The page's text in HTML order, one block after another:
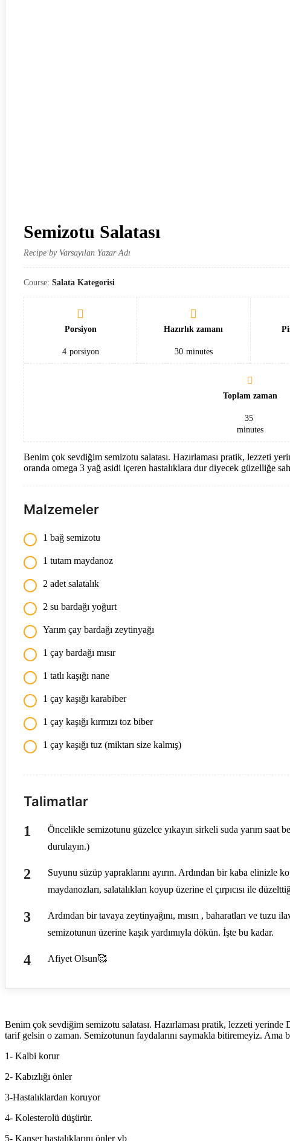
Semizotu Salatası
Recipe by Varsayılan Yazar Adı
Course: Salata Kategorisi
Porsiyon
4 porsiyon
Hazırlık zamanı
30 minutes
Toplam zaman
35
minutes
Benim çok sevdiğim semizotu salatası. Hazırlaması pratik, lezzeti
oranda omega 3 yağ asidi içeren hastalıklara dur diyecek güzelliğe
Malzemeler
1 bağ semizotu
1 tutam maydanoz
2 adet salatalık
2 su bardağı yoğurt
Yarım çay bardağı zeytinyağı
1 çay bardağı mısır
1 tatlı kaşığı nane
1 çay kaşığı karabiber
1 çay kaşığı kırmızı toz biber
1 çay kaşığı tuz (miktarı size kalmış)
Talimatlar
Öncelikle semizotunu güzelce yıkayın sirkeli suda yarım saat
durulayın.)
Suyunu süzüp yapraklarını ayırın. Ardından bir kaba elinizle
maydanozları, salatalıkları koyup üzerine el çırpıcısı ile
Ardından bir tavaya zeytinyağını, mısırı , baharatları ve tuzu
semizotunun üzerine kaşık yardımıyla dökün. İşte bu kadar.
Afiyet Olsun🥰
Benim çok sevdiğim semizotu salatası. Hazırlaması pratik, lezzeti
tarif gelsin o zaman. Semizotunun faydalarını saymakla bitiremeyiz. Ama
1- Kalbi korur
2- Kabızlığı önler
3-Hastalıklardan koruyor
4- Kolesterolü düşürür.
5- Kanser hastalıklarını önler vb